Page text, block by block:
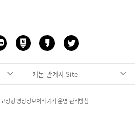
네
이
버
스
트
카
카
오
스
토
리
트
위
터
캐논 관계사 Site
고정형 영상정보처리기기 운영 관리방침